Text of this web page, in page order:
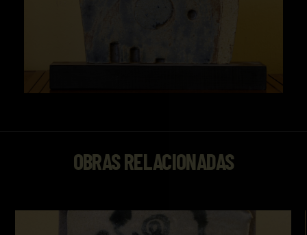
OBRAS RELACIONADAS